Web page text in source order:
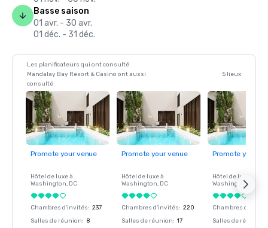
Basse saison
01 avr. - 30 avr.
01 déc. - 31 déc.
Les planificateurs qui ont consulté
Mandalay Bay Resort & Casino ont aussi
consulté
5 lieux
Promote your venue
Hôtel de luxe à
Washington, DC
Chambres d'invités: 237
Salles de réunion: 8
Promote your venue
Hôtel de luxe à
Washington, DC
Chambres d'invités: 220
Salles de réunion: 17
Promote your
Hôtel de luxe à
Washington
Chambres
Salles de réunion